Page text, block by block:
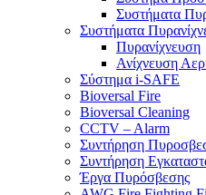
Συστήματα
Συστήματα
Πυρανίχνευση
Ανίχνευση
Σύστημα i-SAFE
Bioversal Fire
Bioversal Cleaning
CCTV – Alarm
Συντήρηση
Συντήρηση
Έργα Πυρόσβεσης